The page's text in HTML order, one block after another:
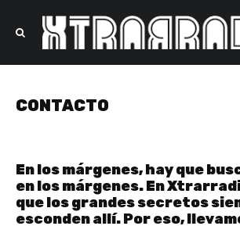
CONTACTO
En los márgenes, hay que
en los márgenes. En
que los grandes secretos
esconden allí. Por eso,